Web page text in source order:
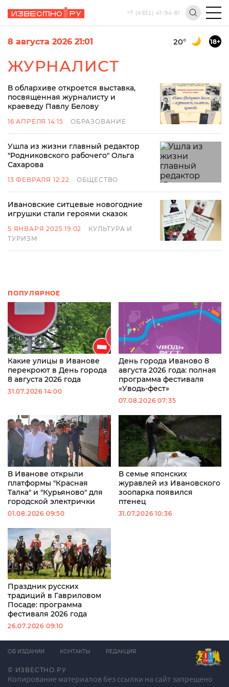
+7 (4932) 41-94-81
8 августа 2026 21:01 20° 18+
ЖУРНАЛИСТ
В облархиве откроется выставка,
посвященная журналисту и
краеведу Павлу Белову
16 АПРЕЛЯ 14:15 ОБРАЗОВАНИЕ
Ушла из жизни главный редактор
"Родниковского рабочего" Ольга
Сахарова
13 ФЕВРАЛЯ 12:22 ОБЩЕСТВО
Ивановские ситцевые новогодние
игрушки стали героями сказок
5 ЯНВАРЯ 2025 19:02
КУЛЬТУРА И
ТУРИЗМ
ПОПУЛЯРНОЕ
Какие улицы в Иванове
перекроют в День города
8 августа 2026 года
31.07.2026 14:00
День города Иваново 8
августа 2026 года: полная
программа фестиваля
«Уводь-фест»
07.08.2026 07:35
В Иванове открыли
платформы "Красная
Талка" и "Курьяново" для
городской электрички
01.08.2026 09:50
В семье японских
журавлей из Ивановского
зоопарка появился
птенец
31.07.2026 10:36
Праздник русских
традиций в Гавриловом
Посаде: программа
фестиваля 2026 года
26.07.2026 09:10
© ИЗВЕСТНО.РУ
Копирование материалов без ссылки на сайт запрещено
ОБ ИЗДАНИИ КОНТАКТЫ РЕДАКЦИЯ